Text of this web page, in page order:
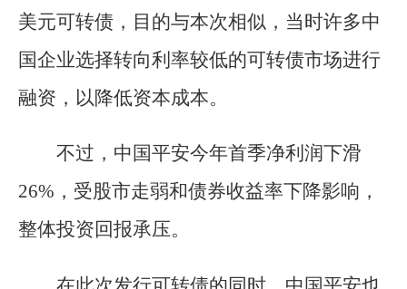
美元可转债，目的与本次相似，当时许多中
国企业选择转向利率较低的可转债市场进行
融资，以降低资本成本。
不过，中国平安今年首季净利润下滑
26%，受股市走弱和债券收益率下降影响，
整体投资回报承压。